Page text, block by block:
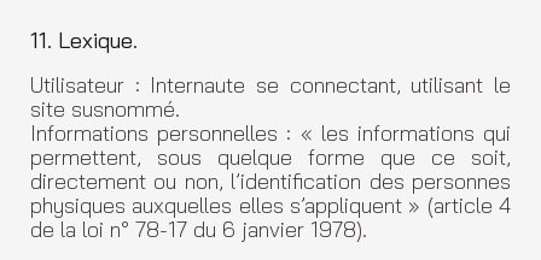
11. Lexique.
Utilisateur : Internaute se connectant, utilisant le
site susnommé.
Informations personnelles : « les informations qui
permettent, sous quelque forme que ce soit,
directement ou non, l’identification des personnes
physiques auxquelles elles s’appliquent » (article 4
de la loi n° 78-17 du 6 janvier 1978).